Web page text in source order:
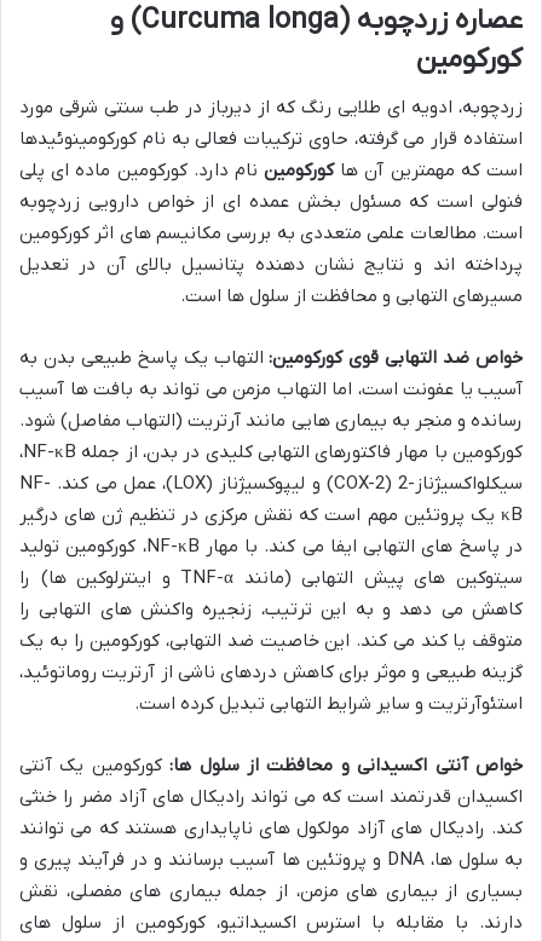
عصاره زردچوبه (Curcuma longa) و
کورکومین
زردچوبه، ادویه ای طلایی رنگ که از دیرباز در طب سنتی شرقی مورد
استفاده قرار می گرفته، حاوی ترکیبات فعالی به نام کورکومینوئیدها
است که مهمترین آن هاکورکومیننام دارد. کورکومین ماده ای پلی
فنولی است که مسئول بخش عمده ای از خواص دارویی زردچوبه
است. مطالعات علمی متعددی به بررسی مکانیسم های اثر کورکومین
پرداخته اند و نتایج نشان دهنده پتانسیل بالای آن در تعدیل
مسیرهای التهابی و محافظت از سلول ها است.
خواص ضد التهابی قوی کورکومین:التهاب یک پاسخ طبیعی بدن به
آسیب یا عفونت است، اما التهاب مزمن می تواند به بافت ها آسیب
رسانده و منجر به بیماری هایی مانند آرتریت (التهاب مفاصل) شود.
کورکومین با مهار فاکتورهای التهابی کلیدی در بدن، از جمله NF-κB،
سیکلواکسیژناز-2 (COX-2) و لیپوکسیژناز (LOX)، عمل می کند. NF-
κB یک پروتئین مهم است که نقش مرکزی در تنظیم ژن های درگیر
در پاسخ های التهابی ایفا می کند. با مهار NF-κB، کورکومین تولید
سیتوکین های پیش التهابی (مانند TNF-α و اینترلوکین ها) را
کاهش می دهد و به این ترتیب، زنجیره واکنش های التهابی را
متوقف یا کند می کند. این خاصیت ضد التهابی، کورکومین را به یک
گزینه طبیعی و موثر برای کاهش دردهای ناشی از آرتریت روماتوئید،
استئوآرتریت و سایر شرایط التهابی تبدیل کرده است.
خواص آنتی اکسیدانی و محافظت از سلول ها:کورکومین یک آنتی
اکسیدان قدرتمند است که می تواند رادیکال های آزاد مضر را خنثی
کند. رادیکال های آزاد مولکول های ناپایداری هستند که می توانند
به سلول ها، DNA و پروتئین ها آسیب برسانند و در فرآیند پیری و
بسیاری از بیماری های مزمن، از جمله بیماری های مفصلی، نقش
دارند. با مقابله با استرس اکسیداتیو، کورکومین از سلول های